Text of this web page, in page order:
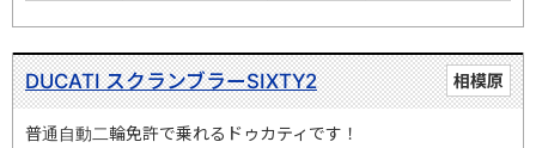
相模原
DUCATI スクランブラーSIXTY2
普通自動二輪免許で乗れるドゥカティです！